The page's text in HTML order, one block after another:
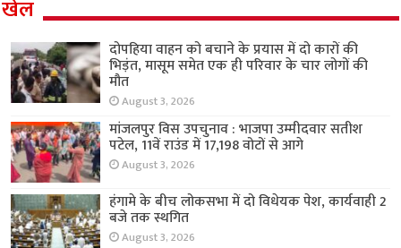
खेल
दोपहिया वाहन को बचाने के प्रयास में दो कारों की
भिड़ंत, मासूम समेत एक ही परिवार के चार लोगों की
मौत
August 3, 2026
मांजलपुर विस उपचुनाव : भाजपा उम्मीदवार सतीश
पटेल, 11वें राउंड में 17,198 वोटों से आगे
August 3, 2026
हंगामे के बीच लोकसभा में दो विधेयक पेश, कार्यवाही 2
बजे तक स्थगित
August 3, 2026